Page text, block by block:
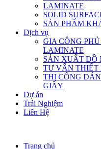
LAMINATE
SOLID
SẢN PHẨM
Dịch vụ
GIA CÔNG
LAMINATE
SẢN XUẤT ĐỒ
TƯ VẤN THIẾT
THI CÔNG
GIẤY
Dự án
Trải Nghiệm
Liên Hệ
Trang chủ